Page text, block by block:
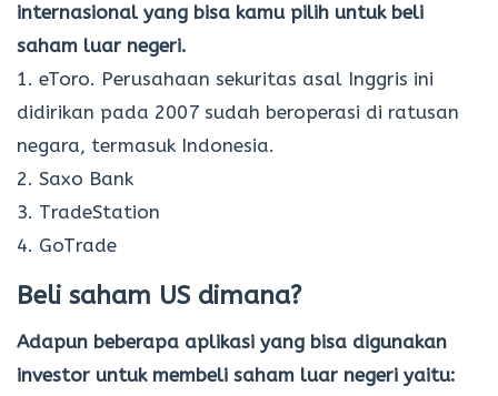
internasional yang bisa kamu pilih untuk beli
saham luar negeri.
1. eToro. Perusahaan sekuritas asal Inggris ini
didirikan pada 2007 sudah beroperasi di ratusan
negara, termasuk Indonesia.
2. Saxo Bank
3. TradeStation
4. GoTrade
Beli saham US dimana?
Adapun beberapa aplikasi yang bisa digunakan
investor untuk membeli saham luar negeri yaitu: